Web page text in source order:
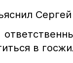
Сергей
в